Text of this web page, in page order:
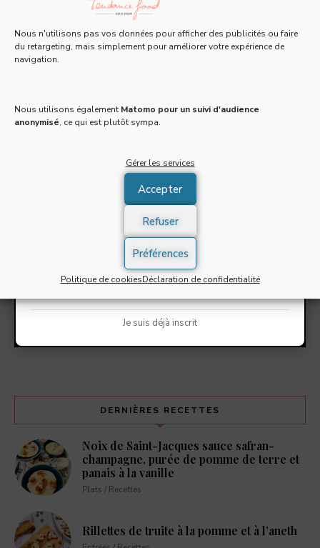
Nous n'utilisons pas vos données pour afficher des publicités ou faire
du retargeting, mais simplement pour améliorer votre expérience de
navigation.
Nous utilisons également Matomo pour un suivi d'audience
anonymisé, ce qui est plutôt sympa.
Gérer les services
Accepter
Refuser
Préférences
Politique de cookiesDéclaration de confidentialité
LA NEWSLETTER TF DÉBARQUE !
DERNIÈRES RECETTES
Noix de Saint-Jacques sauce safran-
champagne, purée de pomme de terre et
panais à la vanille
Plats / Recettes
Rillettes de truite à la pomme et à l’aneth
Tous les 15 jours, recevez une Newsletter gratuite
Email *
J'accepte de recevoir la newsletter et confirme avoir
pris connaissance de lapolitique de confidentialité
S'INSCRIRE
Je suis déjà inscrit